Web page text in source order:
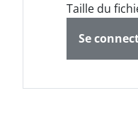
Taille du
Se